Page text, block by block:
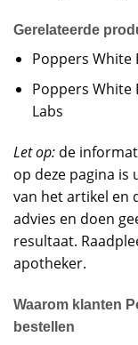
Gerelateerde
Poppers White
Poppers White
Labs
Let op: de
op deze pagina
van het artikel en
advies en doen
resultaat.
apotheker.
Waarom klanten
bestellen